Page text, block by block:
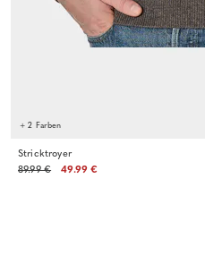
+ 2 Farben
Stricktroyer
89.99 €
49.99 €